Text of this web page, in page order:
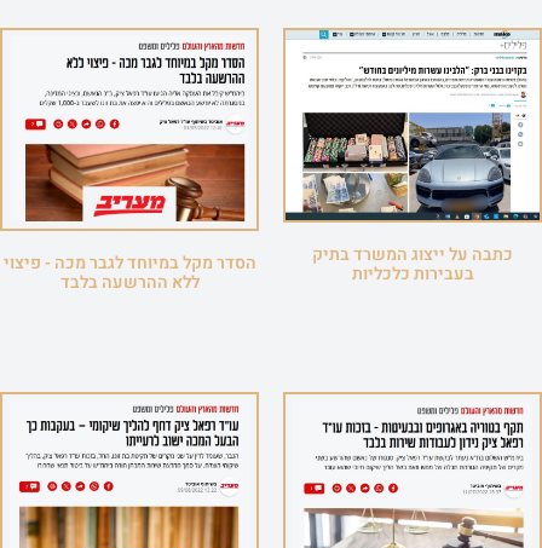
כתבה על ייצוג המשרד בתיק
בעבירות כלכליות הסדר מקל במיוחד לגבר מכה - פיצוי
ללא ההרשעה בלבד